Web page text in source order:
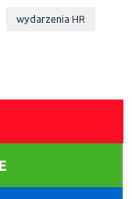
wydarzeniaHR